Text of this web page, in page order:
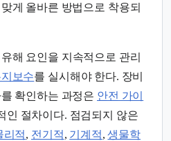
게 올바른 방법으로 착용되
해 요인을 지속적으로 관리
보수를 실시해야 한다. 장비
확인하는 과정은 안전 가이
인 절차이다. 점검되지 않은
리적, 전기적, 기계적,생물학